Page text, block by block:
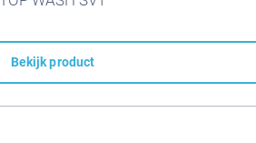
Bekijk product